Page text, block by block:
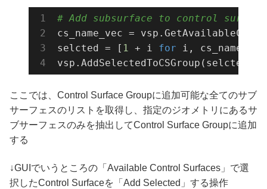
# Add subsurface to control surface
cs_name_vec =
selcted = [ 1 + i for i, cs_name
vsp.AddSelectedToCSGroup(selcted,
ここでは、Control Surface Groupに追加可能な全てのサブ
サーフェスのリストを取得し、指定のジオメトリにあるサ
ブサーフェスのみを抽出してControl Surface Groupに追加
する
↓GUIでいうところの「Available Control Surfaces」で選
択したControl Surfaceを「Add Selected」する操作